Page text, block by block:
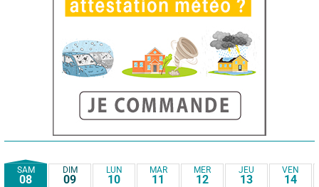
SAM
08
DIM
09
LUN
10
MAR
11
MER
12
JEU
13
VEN
14